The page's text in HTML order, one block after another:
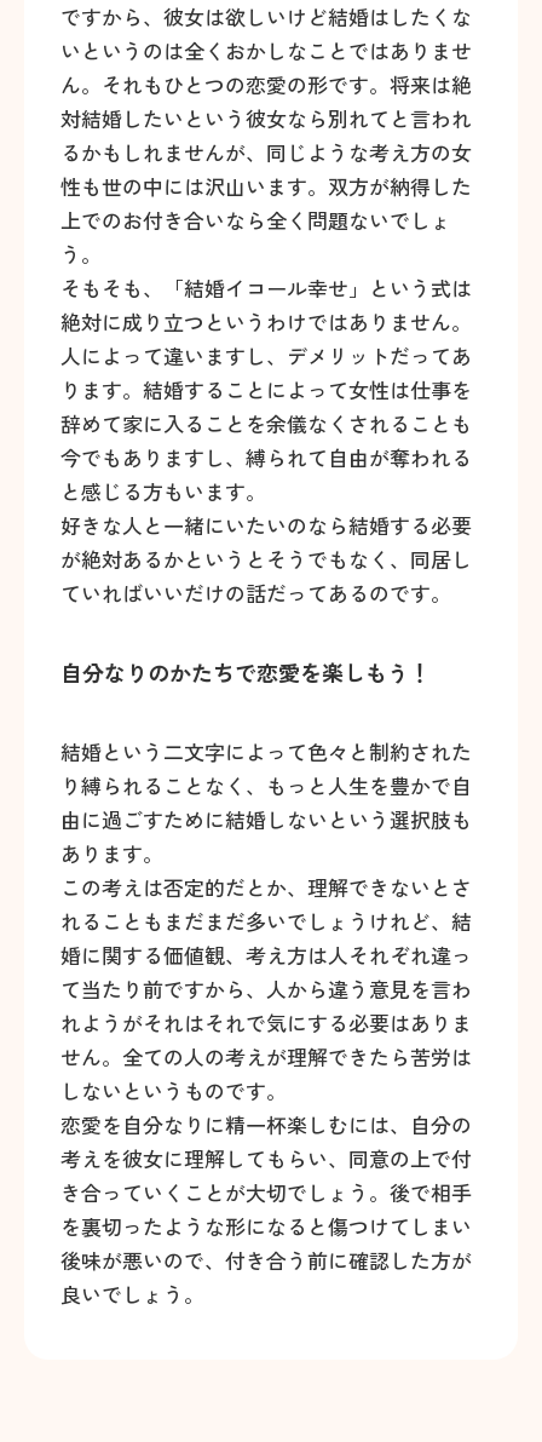
ですから、彼女は欲しいけど結婚はしたくな
いというのは全くおかしなことではありませ
ん。それもひとつの恋愛の形です。将来は絶
対結婚したいという彼女なら別れてと言われ
るかもしれませんが、同じような考え方の女
性も世の中には沢山います。双方が納得した
上でのお付き合いなら全く問題ないでしょ
う。
そもそも、「結婚イコール幸せ」という式は
絶対に成り立つというわけではありません。
人によって違いますし、デメリットだってあ
ります。結婚することによって女性は仕事を
辞めて家に入ることを余儀なくされることも
今でもありますし、縛られて自由が奪われる
と感じる方もいます。
好きな人と一緒にいたいのなら結婚する必要
が絶対あるかというとそうでもなく、同居し
ていればいいだけの話だってあるのです。
自分なりのかたちで恋愛を楽しもう！
結婚という二文字によって色々と制約された
り縛られることなく、もっと人生を豊かで自
由に過ごすために結婚しないという選択肢も
あります。
この考えは否定的だとか、理解できないとさ
れることもまだまだ多いでしょうけれど、結
婚に関する価値観、考え方は人それぞれ違っ
て当たり前ですから、人から違う意見を言わ
れようがそれはそれで気にする必要はありま
せん。全ての人の考えが理解できたら苦労は
しないというものです。
恋愛を自分なりに精一杯楽しむには、自分の
考えを彼女に理解してもらい、同意の上で付
き合っていくことが大切でしょう。後で相手
を裏切ったような形になると傷つけてしまい
後味が悪いので、付き合う前に確認した方が
良いでしょう。